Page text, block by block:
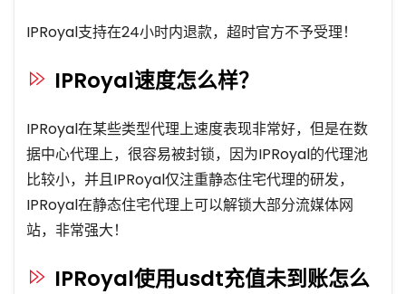
IPRoyal支持在24小时内退款，超时官方不予受理！
IPRoyal速度怎么样？
IPRoyal在某些类型代理上速度表现非常好，但是在数
据中心代理上，很容易被封锁，因为IPRoyal的代理池
比较小，并且IPRoyal仅注重静态住宅代理的研发，
IPRoyal在静态住宅代理上可以解锁大部分流媒体网
站，非常强大！
IPRoyal使用usdt充值未到账怎么